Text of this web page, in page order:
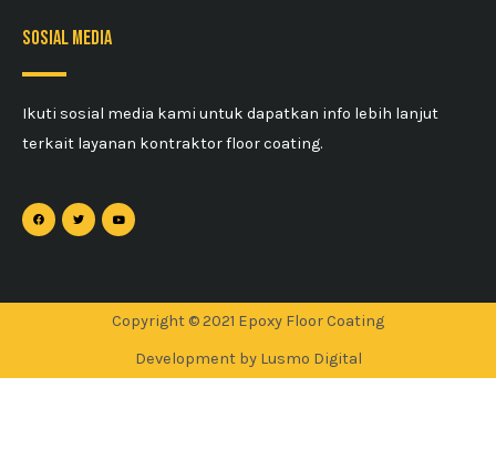
sosial media
Ikuti sosial media kami untuk dapatkan info lebih lanjut
terkait layanan kontraktor floor coating.
Copyright © 2021 Epoxy Floor Coating
Development by Lusmo Digital